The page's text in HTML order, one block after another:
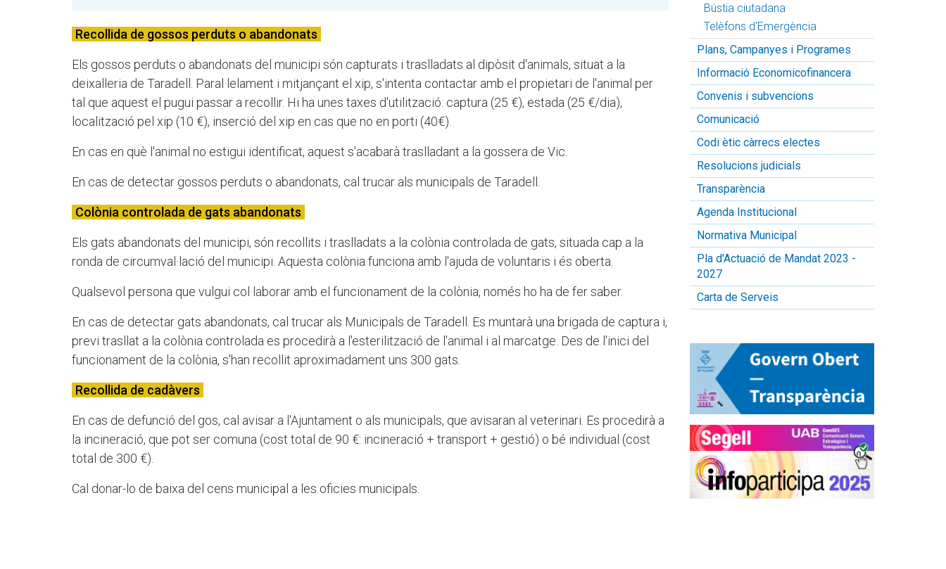
Recollida de gossos perduts o abandonats
Els gossos perduts o abandonats del municipi són capturats i traslladats al dipòsit d'animals, situat a la
deixalleria de Taradell. Paral·lelament i mitjançant el xip, s'intenta contactar amb el propietari de l'animal per
tal que aquest el pugui passar a recollir. Hi ha unes taxes d'utilització: captura (25 €), estada (25 €/dia),
localització pel xip (10 €), inserció del xip en cas que no en porti (40€).
En cas en què l'animal no estigui identificat, aquest s'acabarà traslladant a la gossera de Vic.
En cas de detectar gossos perduts o abandonats, cal trucar als municipals de Taradell.
Colònia controlada de gats abandonats
Els gats abandonats del municipi, són recollits i traslladats a la colònia controlada de gats, situada cap a la
ronda de circumval·lació del municipi. Aquesta colònia funciona amb l'ajuda de voluntaris i és oberta.
Qualsevol persona que vulgui col·laborar amb el funcionament de la colònia, només ho ha de fer saber.
En cas de detectar gats abandonats, cal trucar als Municipals de Taradell. Es muntarà una brigada de captura i,
previ trasllat a la colònia controlada es procedirà a l'esterilització de l'animal i al marcatge. Des de l'inici del
funcionament de la colònia, s'han recollit aproximadament uns 300 gats.
Recollida de cadàvers
En cas de defunció del gos, cal avisar a l'Ajuntament o als municipals, que avisaran al veterinari. Es procedirà a
la incineració, que pot ser comuna (cost total de 90 €: incineració + transport + gestió) o bé individual (cost
total de 300 €).
Cal donar-lo de baixa del cens municipal a les oficies municipals.
Bústia ciutadana
Telèfons d'Emergència
Plans, Campanyes i Programes
Informació Economicofinancera
Convenis i subvencions
Comunicació
Codi ètic càrrecs electes
Resolucions judicials
Transparència
Agenda Institucional
Normativa Municipal
Pla d'Actuació de Mandat 2023 -
2027
Carta de Serveis